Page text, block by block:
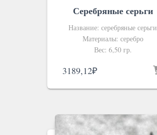
Серебряные серьги
Название: серебряные серьги
Материалы: серебро
Вес: 6,50 гр.
3189,12₽